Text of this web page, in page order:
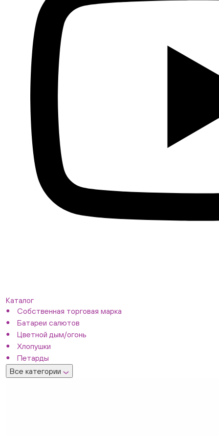
Каталог
Собственная торговая марка
Батареи салютов
Цветной дым/огонь
Хлопушки
Петарды
Все категории